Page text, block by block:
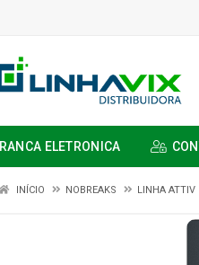
ELETRONICA
INÍCIO NOBREAKS LINHA ATTIV